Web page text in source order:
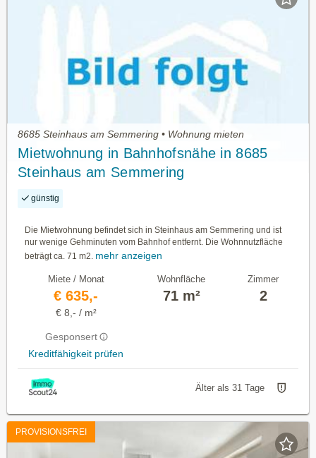
8685 Steinhaus am Semmering • Wohnung mieten
Mietwohnung in Bahnhofsnähe in 8685
Steinhaus am Semmering
günstig
Die Mietwohnung befindet sich in Steinhaus am Semmering und ist
nur wenige Gehminuten vom Bahnhof entfernt. Die Wohnnutzfläche
beträgt ca. 71 m2. mehr anzeigen
Miete / Monat
€ 635,-
€ 8,- / m²
Gesponsert
Kreditfähigkeit prüfen
Wohnfläche
71 m²
Zimmer
2
Älter als 31 Tage
PROVISIONSFREI